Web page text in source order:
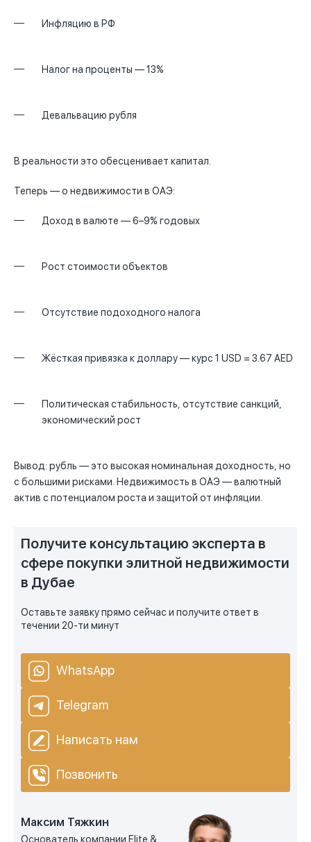
Инфляцию в РФ
Налог на проценты — 13%
Девальвацию рубля
В реальности это обесценивает капитал.
Теперь — о недвижимости в ОАЭ:
Доход в валюте — 6–9% годовых
Рост стоимости объектов
Отсутствие подоходного налога
Жёсткая привязка к доллару — курс 1 USD = 3.67 AED
Политическая стабильность, отсутствие санкций,
экономический рост
Вывод: рубль — это высокая номинальная доходность, но
с большими рисками. Недвижимость в ОАЭ — валютный
актив с потенциалом роста и защитой от инфляции.
Получите консультацию эксперта в
сфере покупки элитной недвижимости
в Дубае
Оставьте заявку прямо сейчас и получите ответ в
течении 20-ти минут
WhatsApp
Telegram
Написать нам
Позвонить
Максим Тяжкин
Основатель компании Elite &